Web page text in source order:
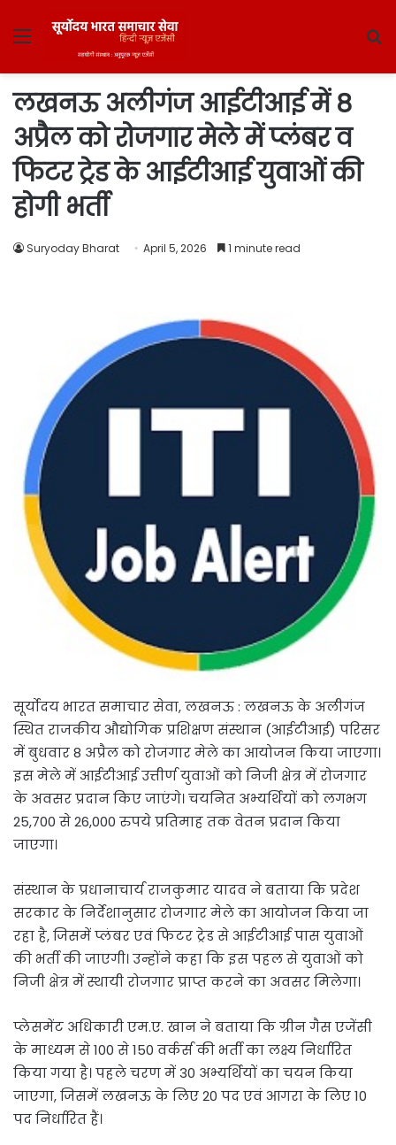
Menu
लखनऊ अलीगंज आईटीआई में 8
अप्रैल को रोजगार मेले में प्लंबर व
फिटर ट्रेड के आईटीआई युवाओं की
होगी भर्ती
Suryoday Bharat April 5, 2026 1 minute read
सूर्योदय भारत समाचार सेवा, लखनऊ : लखनऊ के अलीगंज
स्थित राजकीय औद्योगिक प्रशिक्षण संस्थान (आईटीआई) परिसर
में बुधवार 8 अप्रैल को रोजगार मेले का आयोजन किया जाएगा।
इस मेले में आईटीआई उत्तीर्ण युवाओं को निजी क्षेत्र में रोजगार
के अवसर प्रदान किए जाएंगे। चयनित अभ्यर्थियों को लगभग
25,700 से 26,000 रुपये प्रतिमाह तक वेतन प्रदान किया
जाएगा।
संस्थान के प्रधानाचार्य राजकुमार यादव ने बताया कि प्रदेश
सरकार के निर्देशानुसार रोजगार मेले का आयोजन किया जा
रहा है, जिसमें प्लंबर एवं फिटर ट्रेड से आईटीआई पास युवाओं
की भर्ती की जाएगी। उन्होंने कहा कि इस पहल से युवाओं को
निजी क्षेत्र में स्थायी रोजगार प्राप्त करने का अवसर मिलेगा।
प्लेसमेंट अधिकारी एम.ए. खान ने बताया कि ग्रीन गैस एजेंसी
के माध्यम से 100 से 150 वर्कर्स की भर्ती का लक्ष्य निर्धारित
किया गया है। पहले चरण में 30 अभ्यर्थियों का चयन किया
जाएगा, जिसमें लखनऊ के लिए 20 पद एवं आगरा के लिए 10
पद निर्धारित हैं।